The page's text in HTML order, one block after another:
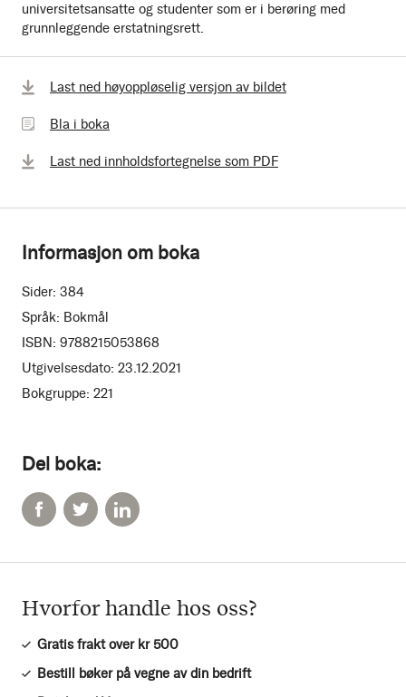
universitetsansatte og studenter som er i berøring med
grunnleggende erstatningsrett.
Del boka:
Last ned høyoppløselig versjon av bildet
Bla
bokaBla i boka
Last ned innholdsfortegnelse som PDF
Informasjon om boka
Sider: 384
Språk: Bokmål
ISBN: 9788215053868
Utgivelsesdato: 23.12.2021
Bokgruppe: 221
Hvorfor handle hos oss?
Gratis frakt over kr 500
Bestill bøker på vegne av din bedrift